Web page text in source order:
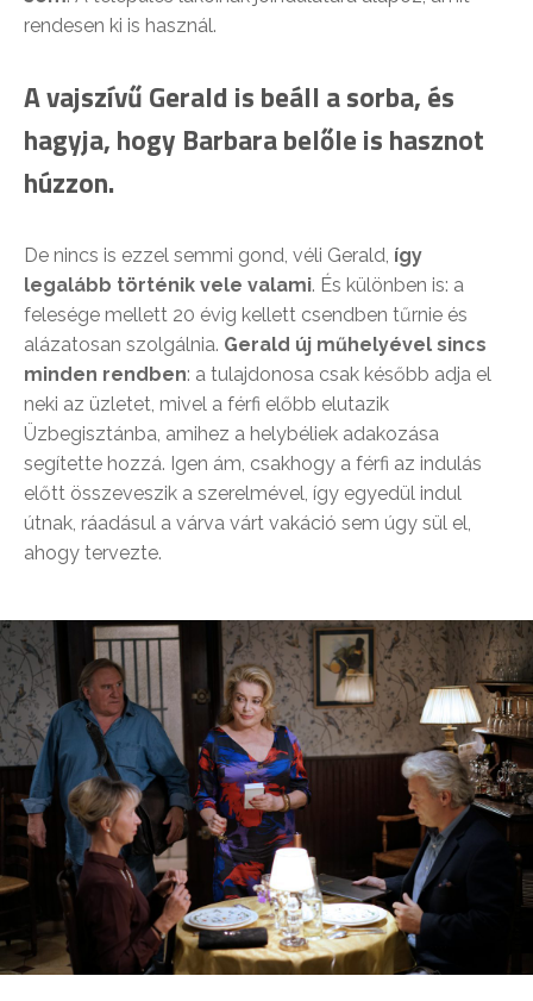
rendesen ki is használ.
A vajszívű Gerald is beáll a sorba, és
hagyja, hogy Barbara belőle is hasznot
húzzon.
De nincs is ezzel semmi gond, véli Gerald, így
legalább történik vele valami. És különben is: a
felesége mellett 20 évig kellett csendben tűrnie és
alázatosan szolgálnia. Gerald új műhelyével sincs
minden rendben: a tulajdonosa csak később adja el
neki az üzletet, mivel a férfi előbb elutazik
Üzbegisztánba, amihez a helybéliek adakozása
segítette hozzá. Igen ám, csakhogy a férfi az indulás
előtt összeveszik a szerelmével, így egyedül indul
útnak, ráadásul a várva várt vakáció sem úgy sül el,
ahogy tervezte.